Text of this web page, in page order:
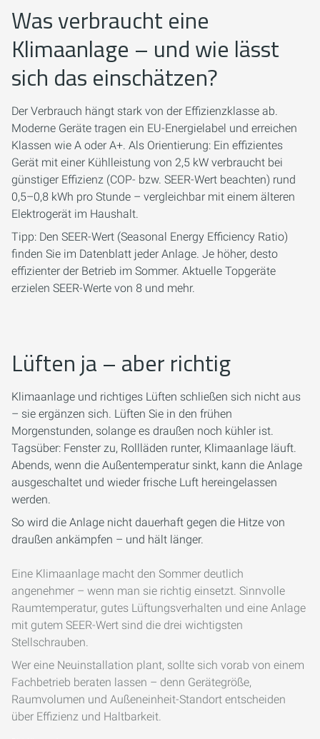
Was verbraucht eine
Klimaanlage – und wie lässt
sich das einschätzen?
Der Verbrauch hängt stark von der Effizienzklasse ab.
Moderne Geräte tragen ein EU-Energielabel und erreichen
Klassen wie A oder A+. Als Orientierung: Ein effizientes
Gerät mit einer Kühlleistung von 2,5 kW verbraucht bei
günstiger Effizienz (COP- bzw. SEER-Wert beachten) rund
0,5–0,8 kWh pro Stunde – vergleichbar mit einem älteren
Elektrogerät im Haushalt.
Tipp: Den SEER-Wert (Seasonal Energy Efficiency Ratio)
finden Sie im Datenblatt jeder Anlage. Je höher, desto
effizienter der Betrieb im Sommer. Aktuelle Topgeräte
erzielen SEER-Werte von 8 und mehr.
Lüften ja – aber richtig
Klimaanlage und richtiges Lüften schließen sich nicht aus
– sie ergänzen sich. Lüften Sie in den frühen
Morgenstunden, solange es draußen noch kühler ist.
Tagsüber: Fenster zu, Rollläden runter, Klimaanlage läuft.
Abends, wenn die Außentemperatur sinkt, kann die Anlage
ausgeschaltet und wieder frische Luft hereingelassen
werden.
So wird die Anlage nicht dauerhaft gegen die Hitze von
draußen ankämpfen – und hält länger.
Eine Klimaanlage macht den Sommer deutlich
angenehmer – wenn man sie richtig einsetzt. Sinnvolle
Raumtemperatur, gutes Lüftungsverhalten und eine Anlage
mit gutem SEER-Wert sind die drei wichtigsten
Stellschrauben.
Wer eine Neuinstallation plant, sollte sich vorab von einem
Fachbetrieb beraten lassen – denn Gerätegröße,
Raumvolumen und Außeneinheit-Standort entscheiden
über Effizienz und Haltbarkeit.